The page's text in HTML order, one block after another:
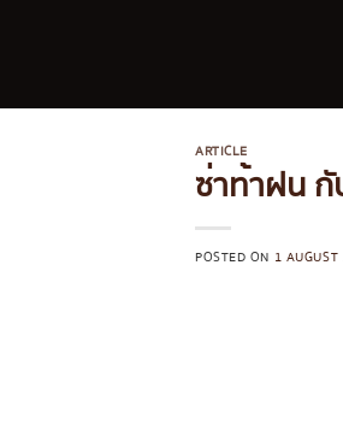
ARTICLE
ซ่าท้าฝน กั
POSTED ON 1